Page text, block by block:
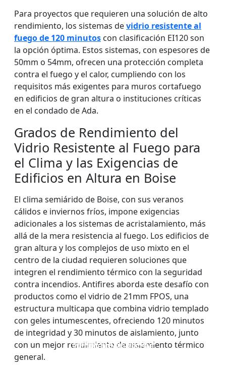
VIDRIO IGNÍFUGO DE
VIDRIO ignífugo de
VENTANAS Y PUERTAS
CON ACRISTALAMIENTO
PARED DIVISOR DE
VIDRIO RESISTENTE AL
Para proyectos que requieren una solución de alto
rendimiento, los sistemas devidrio resistente al
fuego de 120 minutos con clasificación EI120 son
la opción óptima. Estos sistemas, con espesores de
50mm o 54mm, ofrecen una protección completa
contra el fuego y el calor, cumpliendo con los
requisitos más exigentes para muros cortafuego
en edificios de gran altura o instituciones críticas
en el condado de Ada.
Grados de Rendimiento del
Vidrio Resistente al Fuego para
el Clima y las Exigencias de
Edificios en Altura en Boise
El clima semiárido de Boise, con sus veranos
cálidos e inviernos fríos, impone exigencias
adicionales a los sistemas de acristalamiento, más
allá de la mera resistencia al fuego. Los edificios de
gran altura y los complejos de uso mixto en el
centro de la ciudad requieren soluciones que
integren el rendimiento térmico con la seguridad
contra incendios. Antifires aborda este desafío con
productos como el vidrio de 21mm FPOS, una
estructura multicapa que combina vidrio templado
con geles intumescentes, ofreciendo 120 minutos
de integridad y 30 minutos de aislamiento, junto
con un mejor rendimiento de aislamiento térmico
general.